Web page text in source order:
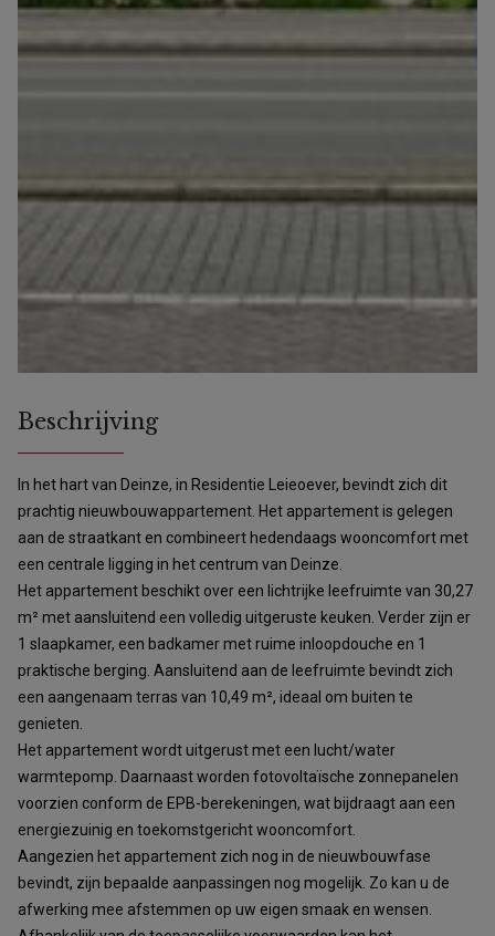
Beschrijving
In het hart van Deinze, in Residentie Leieoever, bevindt zich dit
prachtig nieuwbouwappartement. Het appartement is gelegen
aan de straatkant en combineert hedendaags wooncomfort met
een centrale ligging in het centrum van Deinze.
Het appartement beschikt over een lichtrijke leefruimte van 30,27
m² met aansluitend een volledig uitgeruste keuken. Verder zijn er
1 slaapkamer, een badkamer met ruime inloopdouche en 1
praktische berging. Aansluitend aan de leefruimte bevindt zich
een aangenaam terras van 10,49 m², ideaal om buiten te
genieten.
Het appartement wordt uitgerust met een lucht/water
warmtepomp. Daarnaast worden fotovoltaïsche zonnepanelen
voorzien conform de EPB-berekeningen, wat bijdraagt aan een
energiezuinig en toekomstgericht wooncomfort.
Aangezien het appartement zich nog in de nieuwbouwfase
bevindt, zijn bepaalde aanpassingen nog mogelijk. Zo kan u de
afwerking mee afstemmen op uw eigen smaak en wensen.